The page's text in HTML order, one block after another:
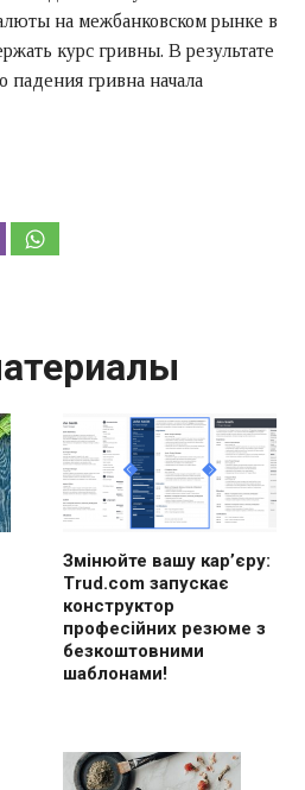
на межбанковском рынке в
курс гривны. В результате
падения гривна начала
Змінюйте вашу кар’єру:
Trud.com запускає
конструктор
професійних резюме з
безкоштовними
шаблонами!